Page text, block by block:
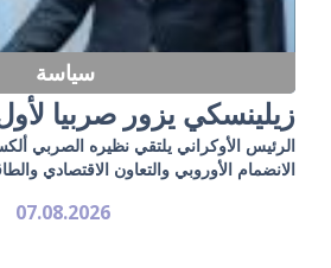
سياسة
زيلينسكي يزور صربيا
الرئيس الأوكراني يلتقي نظيره الصربي
الانضمام الأوروبي والتعاون الاقتصادي
07.08.2026